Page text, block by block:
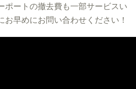
ポートの撤去費も一部サービスい
お早めにお問い合わせください！